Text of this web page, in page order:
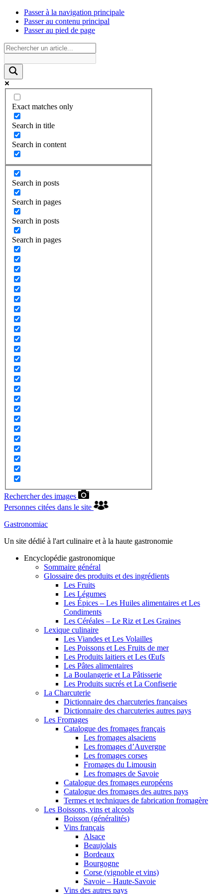
Passer à la navigation principale
Passer au contenu principal
Passer au pied de page
Exact matches only
Search in title
Search in content
Search in posts
Search in pages
Search in posts
Search in pages
Rechercher des images
Personnes citées dans le site
Gastronomiac
Un site dédié à l'art culinaire et à la haute gastronomie
Encyclopédie gastronomique
Sommaire général
Glossaire des produits et des ingrédients
Les Fruits
Les Légumes
Les Épices – Les Huiles alimentaires et Les
Condiments
Les Céréales – Le Riz et Les Graines
Lexique culinaire
Les Viandes et Les Volailles
Les Poissons et Les Fruits de mer
Les Produits laitiers et Les Œufs
Les Pâtes alimentaires
La Boulangerie et La Pâtisserie
Les Produits sucrés et La Confiserie
La Charcuterie
Dictionnaire des charcuteries françaises
Dictionnaire des charcuteries autres pays
Les Fromages
Catalogue des fromages français
Les fromages alsaciens
Les fromages d’Auvergne
Les fromages corses
Fromages du Limousin
Les fromages de Savoie
Catalogue des fromages européens
Catalogue des fromages des autres pays
Termes et techniques de fabrication fromagère
Les Boissons, vins et alcools
Boisson (généralités)
Vins français
Alsace
Beaujolais
Bordeaux
Bourgogne
Corse (vignoble et vins)
Savoie – Haute-Savoie
Vins des autres pays